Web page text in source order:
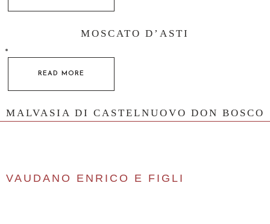
MOSCATO D’ASTI
READ MORE
MALVASIA DI CASTELNUOVO DON BOSCO
VAUDANO ENRICO E FIGLI